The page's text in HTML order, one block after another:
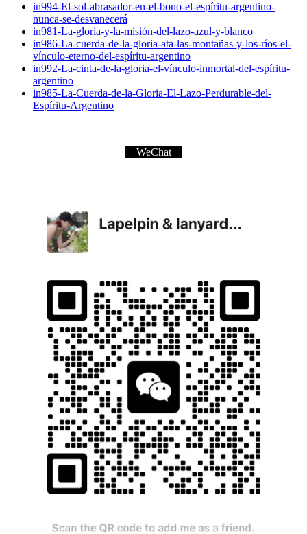
in994-El-sol-abrasador-en-el-bono-el-espíritu-argentino-
nunca-se-desvanecerá
in981-La-gloria-y-la-misión-del-lazo-azul-y-blanco
in986-La-cuerda-de-la-gloria-ata-las-montañas-y-los-ríos-el-
vínculo-eterno-del-espíritu-argentino
in992-La-cinta-de-la-gloria-el-vínculo-inmortal-del-espíritu-
argentino
in985-La-Cuerda-de-la-Gloria-El-Lazo-Perdurable-del-
Espíritu-Argentino
WeChat